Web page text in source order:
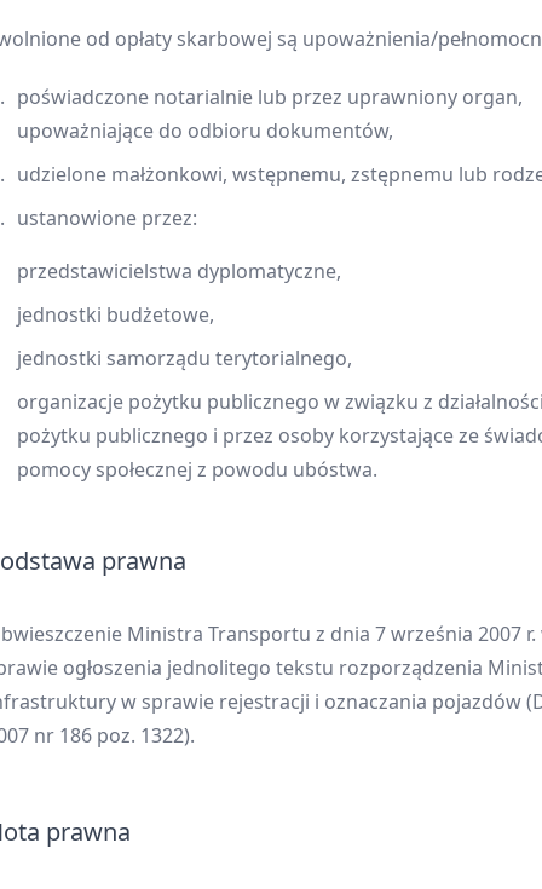
od opłaty skarbowej są upoważnienia/
poświadczone notarialnie lub przez uprawniony organ,
upoważniające do odbioru dokumentów,
udzielone małżonkowi, wstępnemu, zstępnemu lub
ustanowione przez:
przedstawicielstwa dyplomatyczne,
jednostki budżetowe,
jednostki samorządu terytorialnego,
organizacje pożytku publicznego w związku z
pożytku publicznego i przez osoby korzystające ze
pomocy społecznej z powodu ubóstwa.
prawna
Ministra Transportu z dnia 7 września 2007 r.
ogłoszenia jednolitego tekstu rozporządzenia
w sprawie rejestracji i oznaczania pojazdów
nr 186 poz. 1322).
prawna